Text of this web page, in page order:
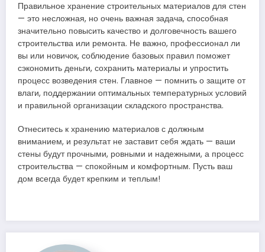
Правильное хранение строительных материалов для стен
— это несложная, но очень важная задача, способная
значительно повысить качество и долговечность вашего
строительства или ремонта. Не важно, профессионал ли
вы или новичок, соблюдение базовых правил поможет
сэкономить деньги, сохранить материалы и упростить
процесс возведения стен. Главное — помнить о защите от
влаги, поддержании оптимальных температурных условий
и правильной организации складского пространства.
Отнеситесь к хранению материалов с должным
вниманием, и результат не заставит себя ждать — ваши
стены будут прочными, ровными и надежными, а процесс
строительства — спокойным и комфортным. Пусть ваш
дом всегда будет крепким и теплым!